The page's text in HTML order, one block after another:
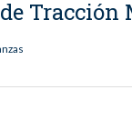
Tracción